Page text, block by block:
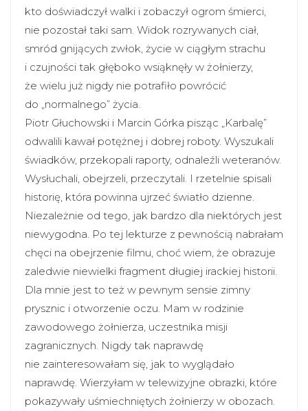
kto doświadczył walki i zobaczył ogrom śmierci,
nie pozostał taki sam. Widok rozrywanych ciał,
smród gnijących zwłok, życie w ciągłym strachu
i czujności tak głęboko wsiąknęły w żołnierzy,
że wielu już nigdy nie potrafiło powrócić
do „normalnego” życia.
Piotr Głuchowski i Marcin Górka pisząc „Karbalę”
odwalili kawał potężnej i dobrej roboty. Wyszukali
świadków, przekopali raporty, odnaleźli weteranów.
Wysłuchali, obejrzeli, przeczytali. I rzetelnie spisali
historię, która powinna ujrzeć światło dzienne.
Niezależnie od tego, jak bardzo dla niektórych jest
niewygodna. Po tej lekturze z pewnością nabrałam
chęci na obejrzenie filmu, choć wiem, że obrazuje
zaledwie niewielki fragment długiej irackiej historii.
Dla mnie jest to też w pewnym sensie zimny
prysznic i otworzenie oczu. Mam w rodzinie
zawodowego żołnierza, uczestnika misji
zagranicznych. Nigdy tak naprawdę
nie zainteresowałam się, jak to wyglądało
naprawdę. Wierzyłam w telewizyjne obrazki, które
pokazywały uśmiechniętych żołnierzy w obozach.